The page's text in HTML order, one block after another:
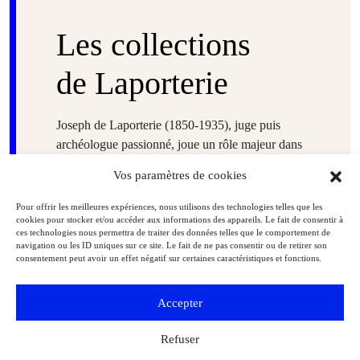
Vos paramètres de cookies
Pour offrir les meilleures expériences, nous utilisons des technologies telles que les
cookies pour stocker et/ou accéder aux informations des appareils. Le fait de consentir à
ces technologies nous permettra de traiter des données telles que le comportement de
navigation ou les ID uniques sur ce site. Le fait de ne pas consentir ou de retirer son
consentement peut avoir un effet négatif sur certaines caractéristiques et fonctions.
Accepter
Refuser
Les collections
de Laporterie
Joseph de Laporterie (1850-1935), juge puis
archéologue passionné, joue un rôle majeur dans
pour l’étude de l’art préhistorique. Entre 1894 et
1897, en collaboration avec Édouard Piette, il
dirige les fouilles de la grotte du Pape, où est
découverte la célèbre statuette dite de la « Dame à
la capuche ». Laporterie participe activement à la
fait don au musée de Borda d’une partie de ses
découvertes ainsi que de moulages originaux. La
collection du musée comprend également des